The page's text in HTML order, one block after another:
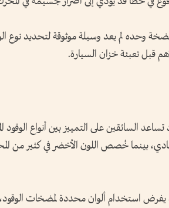
وحده لم يعد وسيلة موثوقة لتحديد نوع
قبل تعبئة خزان السيارة.
السائقين على التمييز بين أنواع الوقود
بينما خُصص اللون الأخضر في كثير من
استخدام ألوان محددة لمضخات الوقود،